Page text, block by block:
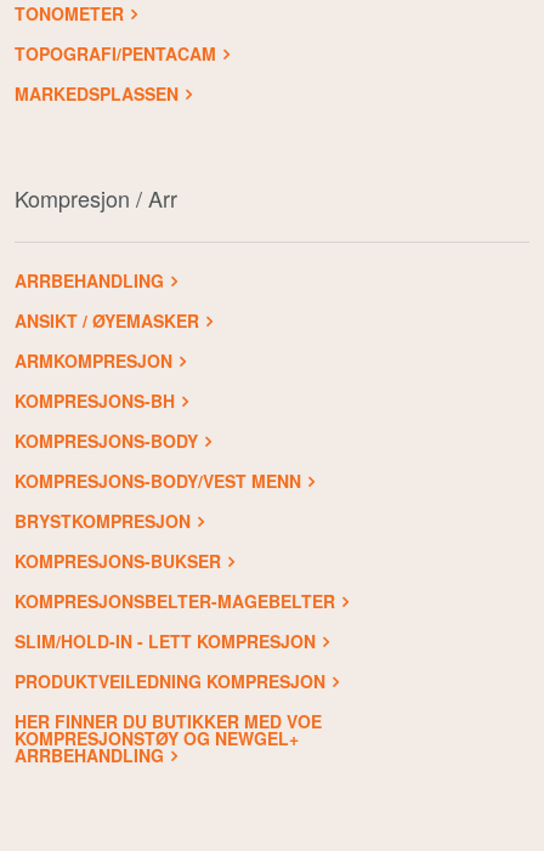
TONOMETER
TOPOGRAFI/PENTACAM
MARKEDSPLASSEN
Kompresjon / Arr
ARRBEHANDLING
ANSIKT / ØYEMASKER
ARMKOMPRESJON
KOMPRESJONS-BH
KOMPRESJONS-BODY
KOMPRESJONS-BODY/VEST MENN
BRYSTKOMPRESJON
KOMPRESJONS-BUKSER
KOMPRESJONSBELTER-MAGEBELTER
SLIM/HOLD-IN - LETT KOMPRESJON
PRODUKTVEILEDNING KOMPRESJON
HER FINNER DU BUTIKKER MED VOE
KOMPRESJONSTØY OG NEWGEL+
ARRBEHANDLING